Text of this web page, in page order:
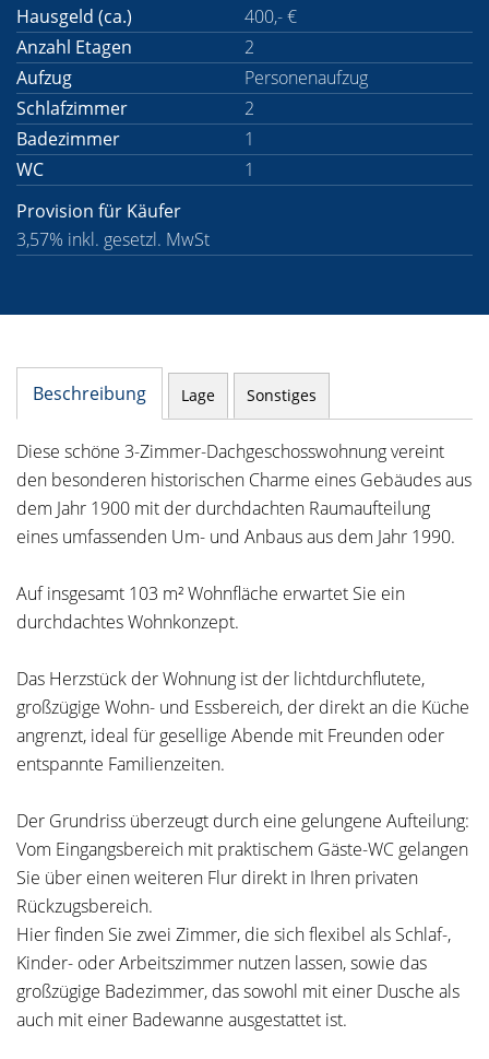
Hausgeld (ca.)
400,- €
Anzahl Etagen
2
Aufzug
Personenaufzug
Schlafzimmer
2
Badezimmer
1
WC
1
Provision für Käufer
3,57% inkl. gesetzl. MwSt
Beschreibung Lage Sonstiges
Diese schöne 3-Zimmer-Dachgeschosswohnung vereint
den besonderen historischen Charme eines Gebäudes aus
dem Jahr 1900 mit der durchdachten Raumaufteilung
eines umfassenden Um- und Anbaus aus dem Jahr 1990.
Auf insgesamt 103 m² Wohnfläche erwartet Sie ein
durchdachtes Wohnkonzept.
Das Herzstück der Wohnung ist der lichtdurchflutete,
großzügige Wohn- und Essbereich, der direkt an die Küche
angrenzt, ideal für gesellige Abende mit Freunden oder
entspannte Familienzeiten.
Der Grundriss überzeugt durch eine gelungene Aufteilung:
Vom Eingangsbereich mit praktischem Gäste-WC gelangen
Sie über einen weiteren Flur direkt in Ihren privaten
Rückzugsbereich.
Hier finden Sie zwei Zimmer, die sich flexibel als Schlaf-,
Kinder- oder Arbeitszimmer nutzen lassen, sowie das
großzügige Badezimmer, das sowohl mit einer Dusche als
auch mit einer Badewanne ausgestattet ist.